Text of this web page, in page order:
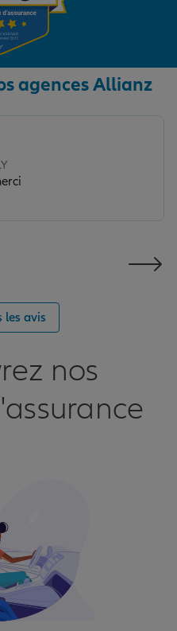
agences Allianz
les avis
nos